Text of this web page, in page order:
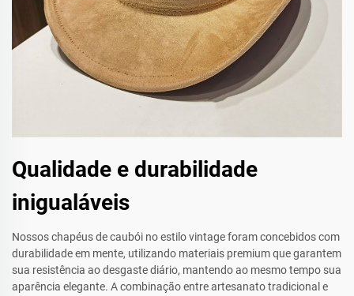
Qualidade e durabilidade
inigualáveis
Nossos chapéus de caubói no estilo vintage foram concebidos com
durabilidade em mente, utilizando materiais premium que garantem
sua resistência ao desgaste diário, mantendo ao mesmo tempo sua
aparência elegante. A combinação entre artesanato tradicional e